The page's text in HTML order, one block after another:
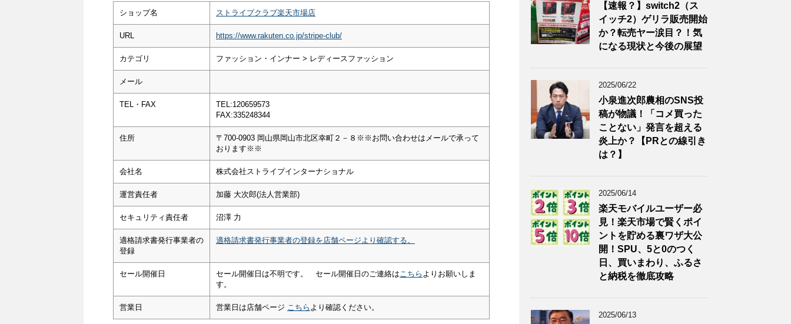
ショップ名 ストライプクラブ楽天市場店
URL https://www.rakuten.co.jp/stripe-club/
カテゴリ ファッション・インナー > レディースファッション
メール
TEL・FAX
TEL:120659573
FAX:335248344
住所
〒700-0903 岡山県岡山市北区幸町２－８※※お問い合わせはメールで承って
おります※※
会社名 株式会社ストライプインターナショナル
運営責任者 加藤 大次郎(法人営業部)
セキュリティ責任者 沼澤 力
適格請求書発行事業者の
登録
適格請求書発行事業者の登録を店舗ページより確認する。
セール開催日 セール開催日は不明です。 セール開催日のご連絡は こちら よりお願いしま
す。
営業日 営業日は店舗ページ こちら より確認ください。
【速報？】switch2（ス
イッチ2）ゲリラ販売開始
か？転売ヤー涙目？！気
になる現状と今後の展望
2025/06/22
小泉進次郎農相のSNS投
稿が物議！「コメ買った
ことない」発言を超える
炎上か？【PRとの線引き
は？】
2025/06/14
楽天モバイルユーザー必
見！楽天市場で賢くポイ
ントを貯める裏ワザ大公
開！SPU、5と0のつく
日、買いまわり、ふるさ
と納税を徹底攻略
2025/06/13